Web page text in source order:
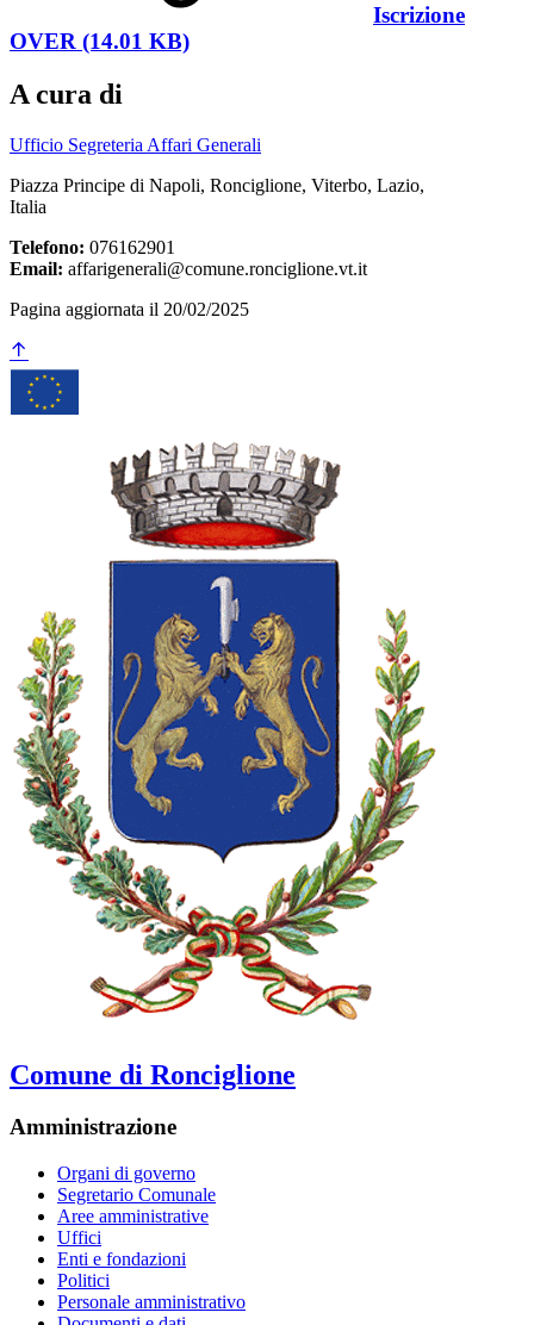
Iscrizione
OVER (14.01 KB)
A cura di
Ufficio Segreteria Affari Generali
Piazza Principe di Napoli, Ronciglione, Viterbo, Lazio,
Italia
Telefono: 076162901
Email: affarigenerali@comune.ronciglione.vt.it
Pagina aggiornata il 20/02/2025
Comune di Ronciglione
Amministrazione
Organi di governo
Segretario Comunale
Aree amministrative
Uffici
Enti e fondazioni
Politici
Personale amministrativo